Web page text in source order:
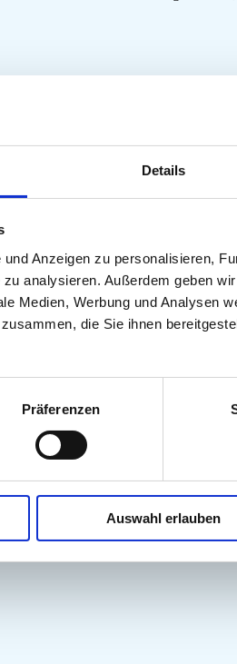
Details
Anzeigen zu personalisieren,
analysieren. Außerdem geben
Medien, Werbung und Analysen
die Sie ihnen
Präferenzen
Auswahl erlauben
Menschen kommen als Engel auf
immer und überall Schönheit sehen
ging, wohl um sich zu verabschieden,
konnte. Ich habe sie dann doch
war eine so gute Zeit mit euch im